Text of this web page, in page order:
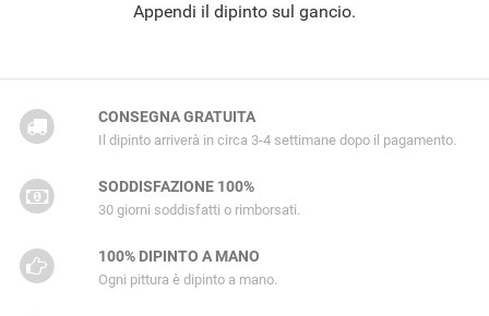
Appendi il dipinto sul gancio.
CONSEGNA GRATUITA
Il dipinto arriverà in circa 3-4 settimane dopo il pagamento.
SODDISFAZIONE 100%
30 giorni soddisfatti o rimborsati.
100% DIPINTO A MANO
Ogni pittura è dipinto a mano.